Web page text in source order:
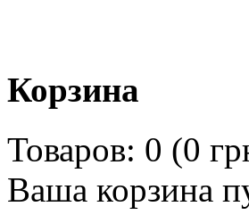
Корзина
Товаров: 0 (0
Ваша корзина